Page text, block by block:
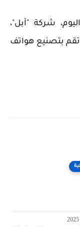
شركة "آبل"،
25%، ما لم تقم بتصنيع هواتف